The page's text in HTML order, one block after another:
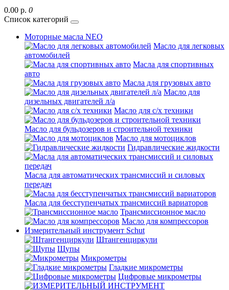
0.00 р. 0
Список категорий
Моторные масла NEO
Масло для легковых
автомобилей
Масла для спортивных
авто
Масла для грузовых авто
Масло для
дизельных двигателей л/а
Масло для с/х техники
Масло для бульдозеров и строительной техники
Масло для мотоциклов
Гидравлические жидкости
Масла для автоматических трансмиссий и силовых
передач
Масла для бесступенчатых трансмиссий вариаторов
Трансмиссионное масло
Масло для компрессоров
Измерительный инструмент Schut
Штангенциркули
Щупы
Микрометры
Гладкие микрометры
Цифровые микрометры